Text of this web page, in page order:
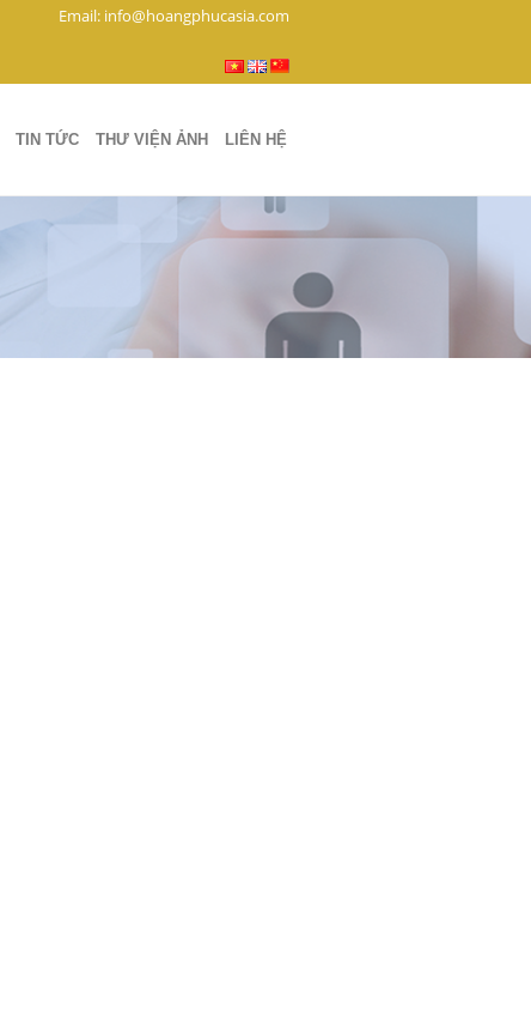
Email: info@hoangphucasia.com
TIN TỨC THƯ VIỆN ẢNH LIÊN HỆ